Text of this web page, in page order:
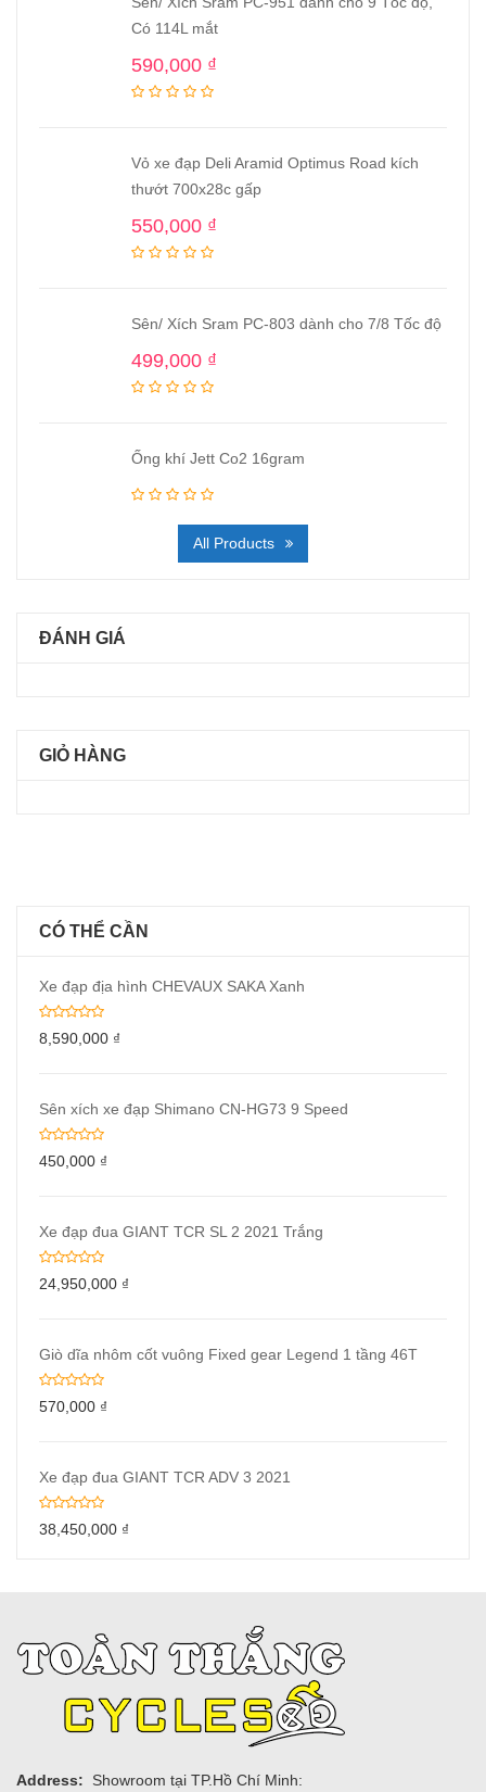
Có 114L mắt
590,000 ₫
Vỏ xe đạp Deli Aramid Optimus Road kích
thướt 700x28c gấp
550,000 ₫
Sên/ Xích Sram PC-803 dành cho 7/8 Tốc độ
499,000 ₫
Ống khí Jett Co2 16gram
All Products
ĐÁNH GIÁ
GIỎ HÀNG
CÓ THỂ CẦN
Xe đạp địa hình CHEVAUX SAKA Xanh
8,590,000 ₫
Sên xích xe đạp Shimano CN-HG73 9 Speed
450,000 ₫
Xe đạp đua GIANT TCR SL 2 2021 Trắng
24,950,000 ₫
Giò dĩa nhôm cốt vuông Fixed gear Legend 1 tầng 46T
570,000 ₫
Xe đạp đua GIANT TCR ADV 3 2021
38,450,000 ₫
Address:
Showroom tại TP.Hồ Chí Minh: